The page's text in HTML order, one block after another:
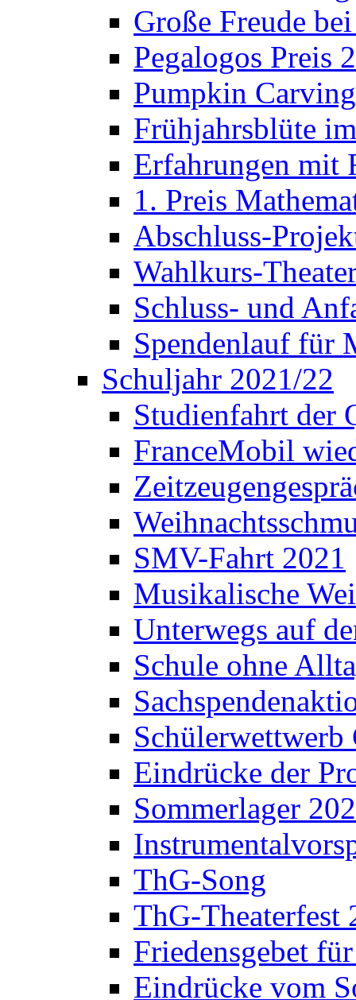
Große Freude
Pegalogos Preis
Pumpkin
Frühjahrsblüte
Erfahrungen mit
1. Preis
Abschluss-
Wahlkurs-
Schluss- und
Spendenlauf für
Schuljahr 2021/22
Studienfahrt der
FranceMobil
SMV-Fahrt 2021
Musikalische
Unterwegs auf
Schule ohne
Schülerwettwerb
Eindrücke der
Sommerlager
ThG-Song
ThG-Theaterfest
Friedensgebet
Eindrücke vom